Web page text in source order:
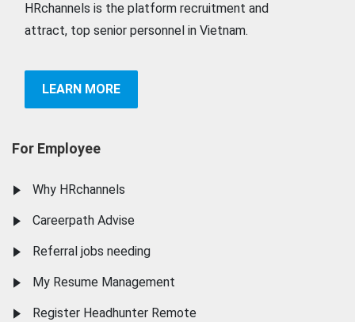
HRchannels is the platform recruitment and
attract, top senior personnel in Vietnam.
LEARN MORE
For Employee
Why HRchannels
Careerpath Advise
Referral jobs needing
My Resume Management
Register Headhunter Remote